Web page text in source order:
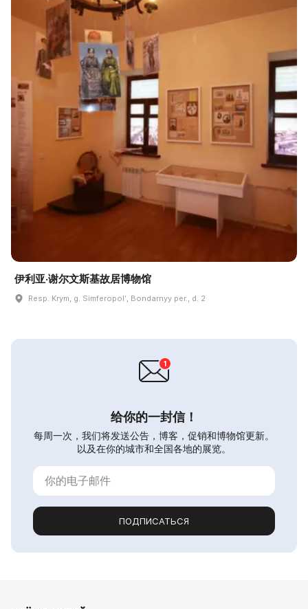
伊利亚·谢尔文斯基故居博物馆
Resp. Krym, g. Simferopolʹ, Bondarnyy per., d. 2
给你的一封信！
每周一次，我们将发送公告，博客，促销和博物馆更新。
以及在你的城市和全国各地的展览。
ПОДПИСАТЬСЯ